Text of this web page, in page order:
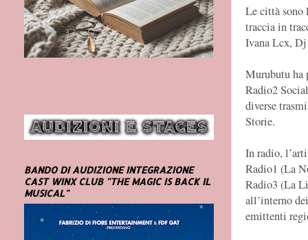
Le città sono
traccia in
Ivana Lcx,
Murubutu ha
Radio2
diverse
Storie.
In radio,
Radio1 (La
Radio3 (La
all’interno
emittenti
BANDO DI AUDIZIONE INTEGRAZIONE
CAST WINX CLUB "THE MAGIC IS BACK IL
MUSICAL"